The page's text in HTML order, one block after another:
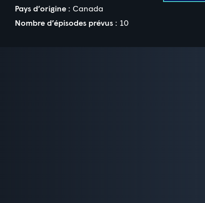
Pays d’origine : Canada
Nombre d’épisodes prévus : 10